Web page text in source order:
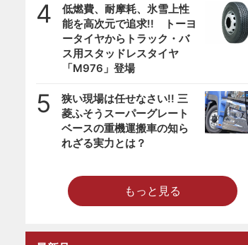
4
低燃費、耐摩耗、氷雪上性
能を高次元で追求!! トーヨ
ータイヤからトラック・バ
ス用スタッドレスタイヤ
「M976」登場
5
狭い現場は任せなさい!! 三
菱ふそうスーパーグレート
ベースの重機運搬車の知ら
れざる実力とは？
もっと見る